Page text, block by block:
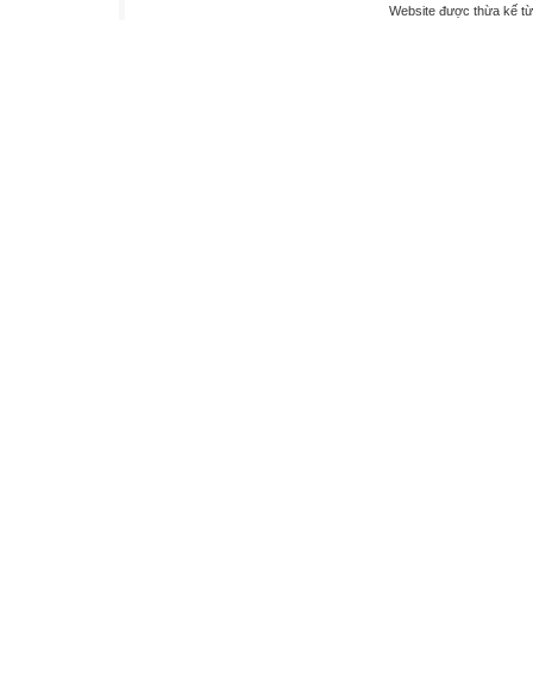
Website được thừa kế